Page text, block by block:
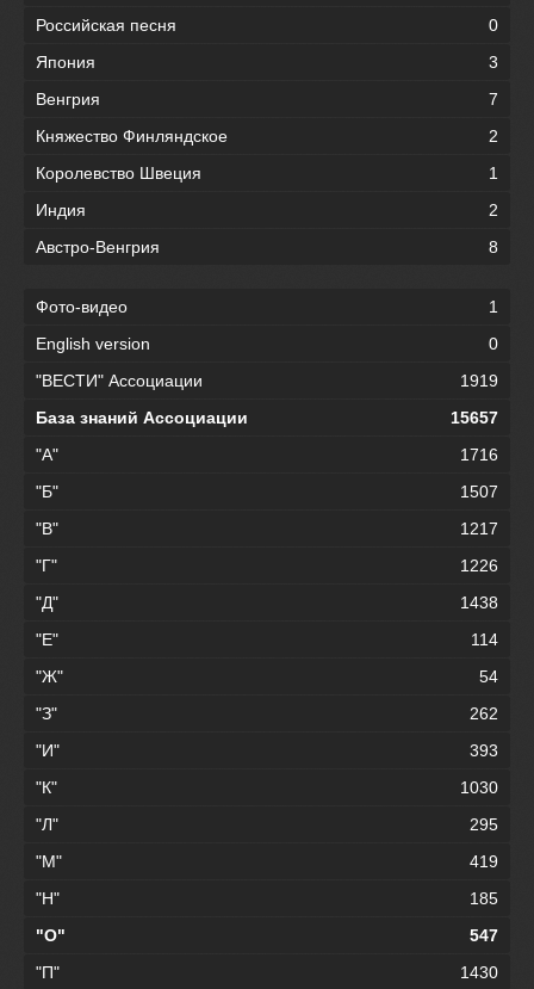
Российская песня
0
Япония
3
Венгрия
7
Княжество Финляндское
2
Королевство Швеция
1
Индия
2
Австро-Венгрия
8
Фото-видео
1
English version
0
"ВЕСТИ" Ассоциации
1919
База знаний Ассоциации
15657
"А"
1716
"Б"
1507
"В"
1217
"Г"
1226
"Д"
1438
"Е"
114
"Ж"
54
"З"
262
"И"
393
"К"
1030
"Л"
295
"М"
419
"Н"
185
"О"
547
"П"
1430